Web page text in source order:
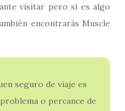
visitar pero sí es algo
encontrarás Muscle
seguro de viaje es
o percance de